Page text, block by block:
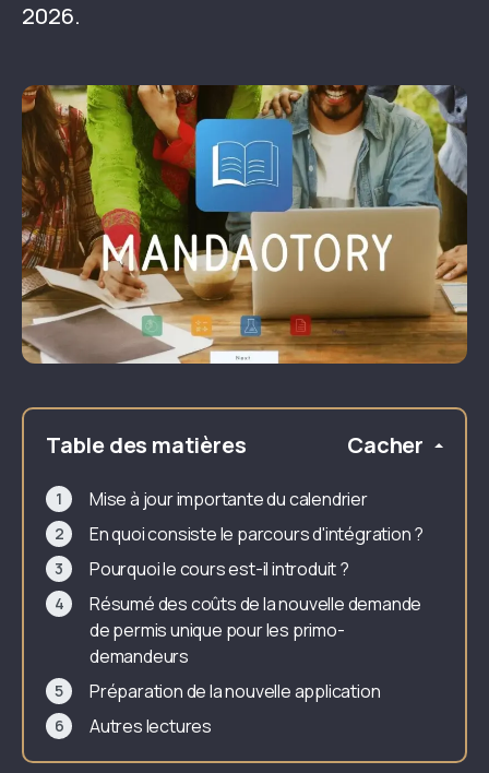
2026.
Table des matières Cacher
Mise à jour importante du calendrier
En quoi consiste le parcours d'intégration ?
Pourquoi le cours est-il introduit ?
Résumé des coûts de la nouvelle demande
de permis unique pour les primo-
demandeurs
Préparation de la nouvelle application
Autres lectures